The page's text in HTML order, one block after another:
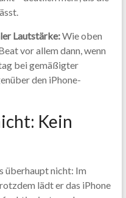
Lautstärke:Wie oben
vor allem dann, wenn
bei gemäßigter
den iPhone-
Kein
überhaupt nicht: Im
lädt er das iPhone